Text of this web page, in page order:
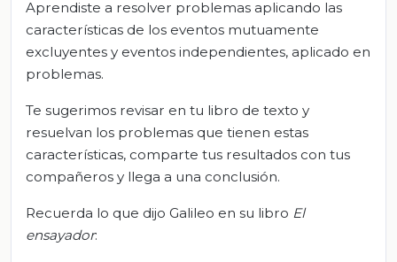
Aprendiste a resolver problemas aplicando las
características de los eventos mutuamente
excluyentes y eventos independientes, aplicado en
problemas.
Te sugerimos revisar en tu libro de texto y
resuelvan los problemas que tienen estas
características, comparte tus resultados con tus
compañeros y llega a una conclusión.
Recuerda lo que dijo Galileo en su libro El
ensayador: